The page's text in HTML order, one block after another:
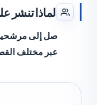
لماذا تنشر على
صل إلى مرشحين
عبر مختلف القطاعات